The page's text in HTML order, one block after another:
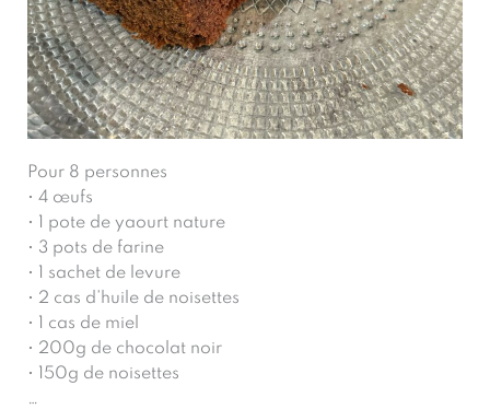
Pour 8 personnes
• 4 œufs
• 1 pote de yaourt nature
• 3 pots de farine
• 1 sachet de levure
• 2 cas d’huile de noisettes
• 1 cas de miel
• 200g de chocolat noir
• 150g de noisettes
…